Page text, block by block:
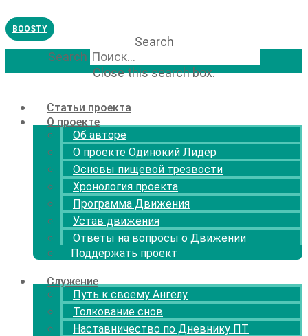
к
содержимому
BOOSTY
Search
Search
Close this search box.
Статьи проекта
О проекте
Об авторе
О проекте Одинокий Лидер
Основы пищевой трезвости
Хронология проекта
Программа Движения
Устав движения
Ответы на вопросы о Движении
Поддержать проект
Служение
Путь к своему Ангелу
Толкование снов
Наставничество по Дневнику ПТ